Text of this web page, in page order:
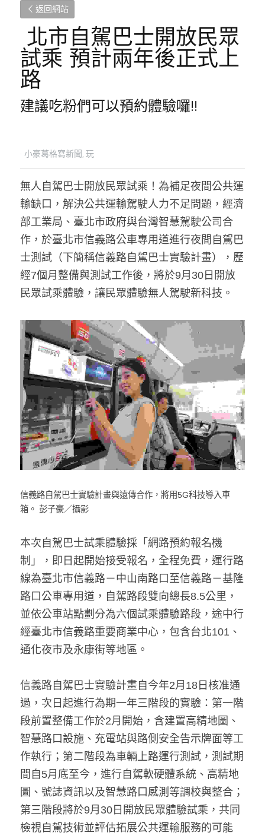
返回網站
試乘 預計兩年後正式上
路
建議吃粉們可以預約體驗囉!!
· 小豪葛格寫新聞, 玩
無人自駕巴士開放民眾試乘！為補足夜間公共運
輸缺口，解決公共運輸駕駛人力不足問題，經濟
部工業局、臺北市政府與台灣智慧駕駛公司合
作，於臺北市信義路公車專用道進行夜間自駕巴
士測試（下簡稱信義路自駕巴士實驗計畫），歷
經7個月整備與測試工作後，將於9月30日開放
民眾試乘體驗，讓民眾體驗無人駕駛新科技。
信義路自駕巴士實驗計畫與遠傳合作，將用5G科技導入車
箱。 彭子豪／攝影
本次自駕巴士試乘體驗採「網路預約報名機
制」，即日起開始接受報名，全程免費，運行路
線為臺北市信義路－中山南路口至信義路－基隆
路口公車專用道，自駕路段雙向總長8.5公里，
並依公車站點劃分為六個試乘體驗路段，途中行
經臺北市信義路重要商業中心，包含台北101、
通化夜市及永康街等地區。
信義路自駕巴士實驗計畫自今年2月18日核准通
過，次日起進行為期一年三階段的實驗：第一階
段前置整備工作於2月開始，含建置高精地圖、
智慧路口設施、充電站與路側安全告示牌面等工
作執行；第二階段為車輛上路運行測試，測試期
間自5月底至今，進行自駕軟硬體系統、高精地
圖、號誌資訊以及智慧路口感測等調校與整合；
第三階段將於9月30日開放民眾體驗試乘，共同
檢視自駕技術並評估拓展公共運輸服務的可能